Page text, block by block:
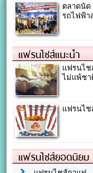
ตลาดนัด
รถไฟฟ้า
แฟรนไชส์แนะนำ
แฟรนไ
ไม่แพ้ชา
แฟรนไช
แฟรนไชส์ยอดนิยม